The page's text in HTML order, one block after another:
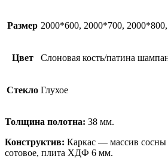
Размер 2000*600, 2000*700,
Цвет Слоновая кость/патина
Стекло Глухое
Толщина полотна: 38 мм.
Конструктив: Каркас — массив сосны
сотовое, плита ХДФ 6 мм.